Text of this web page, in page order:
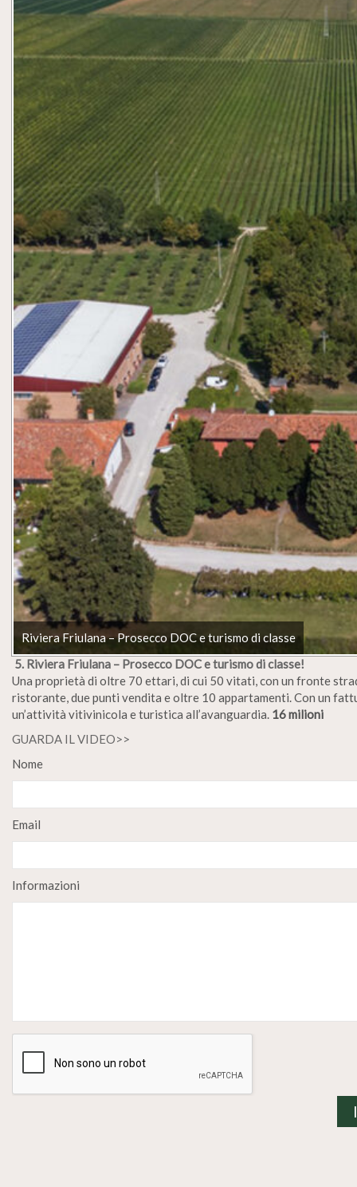
Riviera Friulana – Prosecco DOC e turismo di classe
5. Riviera Friulana – Prosecco DOC e turismo di classe!
Una proprietà di oltre 70 ettari, di cui 50 vitati, con un fronte
ristorante, due punti vendita e oltre 10 appartamenti. Con un
un’attività vitivinicola e turistica all’avanguardia. 16 milioni
GUARDA IL VIDEO>>
Nome
Email
Informazioni